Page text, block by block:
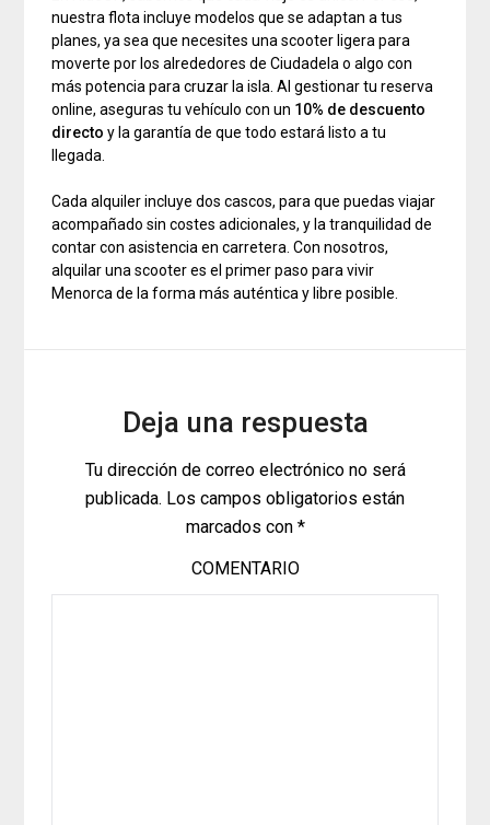
nuestra flota incluye modelos que se adaptan a tus
planes, ya sea que necesites una scooter ligera para
moverte por los alrededores de Ciudadela o algo con
más potencia para cruzar la isla. Al gestionar tu reserva
online, aseguras tu vehículo con un 10% de descuento
directo y la garantía de que todo estará listo a tu
llegada.
Cada alquiler incluye dos cascos, para que puedas viajar
acompañado sin costes adicionales, y la tranquilidad de
contar con asistencia en carretera. Con nosotros,
alquilar una scooter es el primer paso para vivir
Menorca de la forma más auténtica y libre posible.
Deja una respuesta
Tu dirección de correo electrónico no será
publicada. Los campos obligatorios están
marcados con *
COMENTARIO